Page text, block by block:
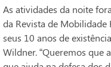
As atividades da noite
da Revista de Mobilidade
seus 10 anos de
Wildner. “Queremos que